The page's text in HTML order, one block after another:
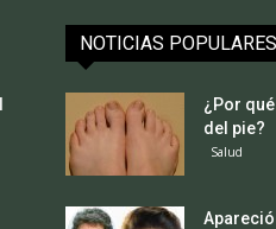
NOTICIAS POPULARES
¿Por
del pie?
Salud
Apareció